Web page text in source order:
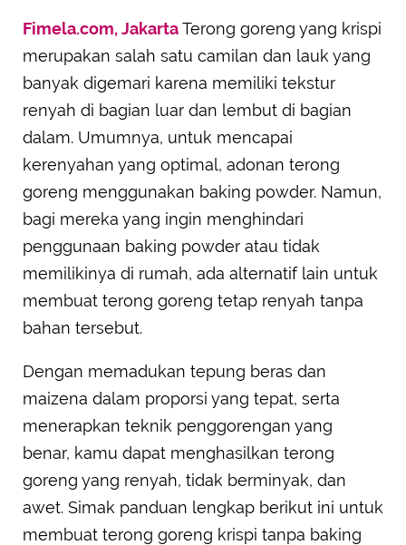
SUBMIT REVIEW
Fimela.com, JakartaTerong goreng yang krispi
merupakan salah satu camilan dan lauk yang
banyak digemari karena memiliki tekstur
renyah di bagian luar dan lembut di bagian
dalam. Umumnya, untuk mencapai
kerenyahan yang optimal, adonan terong
goreng menggunakan baking powder. Namun,
bagi mereka yang ingin menghindari
penggunaan baking powder atau tidak
memilikinya di rumah, ada alternatif lain untuk
membuat terong goreng tetap renyah tanpa
bahan tersebut.
Dengan memadukan tepung beras dan
maizena dalam proporsi yang tepat, serta
menerapkan teknik penggorengan yang
benar, kamu dapat menghasilkan terong
goreng yang renyah, tidak berminyak, dan
awet. Simak panduan lengkap berikut ini untuk
membuat terong goreng krispi tanpa baking